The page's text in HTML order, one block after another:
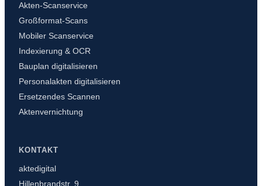
Akten-Scanservice
Großformat-Scans
Mobiler Scanservice
Indexierung & OCR
Bauplan digitalisieren
Personalakten digitalisieren
Ersetzendes Scannen
Aktenvernichtung
KONTAKT
aktedigital
Hillenbrandstr. 9